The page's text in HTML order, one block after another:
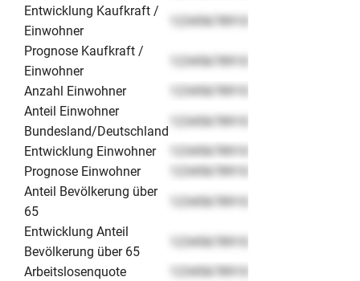
Entwicklung Kaufkraft /
Einwohner
12345678910
Prognose Kaufkraft /
Einwohner
12345678910
Anzahl Einwohner
12345678910
Anteil Einwohner
Bundesland/Deutschland
12345678910
Entwicklung Einwohner
12345678910
Prognose Einwohner
12345678910
Anteil Bevölkerung über
65
12345678910
Entwicklung Anteil
Bevölkerung über 65
12345678910
Arbeitslosenquote
12345678910